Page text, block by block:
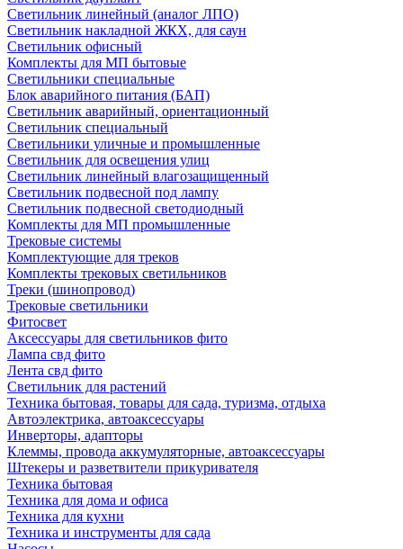
Светильник линейный (аналог ЛПО)
Светильник накладной ЖКХ, для саун
Светильник офисный
Комплекты для МП бытовые
Светильники специальные
Блок аварийного питания (БАП)
Светильник аварийный, ориентационный
Светильник специальный
Светильники уличные и промышленные
Светильник для освещения улиц
Светильник линейный влагозащищенный
Светильник подвесной под лампу
Светильник подвесной светодиодный
Комплекты для МП промышленные
Трековые системы
Комплектующие для треков
Комплекты трековых светильников
Треки (шинопровод)
Трековые светильники
Фитосвет
Аксессуары для светильников фито
Лампа свд фито
Лента свд фито
Светильник для растений
Техника бытовая, товары для сада, туризма, отдыха
Автоэлектрика, автоаксессуары
Инверторы, адапторы
Клеммы, провода аккумуляторные, автоаксессуары
Штекеры и разветвители прикуривателя
Техника бытовая
Техника для дома и офиса
Техника для кухни
Техника и инструменты для сада